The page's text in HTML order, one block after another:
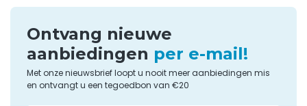
Ontvang nieuwe
aanbiedingen per e-mail!
Met onze nieuwsbrief loopt u nooit meer aanbiedingen mis
en ontvangt u een tegoedbon van €20